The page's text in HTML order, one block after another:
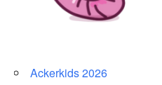
Ackerkids 2026